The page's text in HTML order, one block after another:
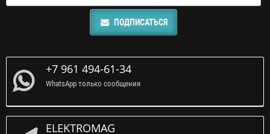
ПОДПИСАТЬСЯ
+7 961 494-61-34
WhatsApp только сообщения
ELEKTROMAG